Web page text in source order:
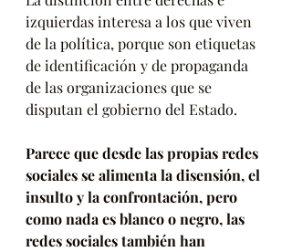
izquierdas interesa a los que viven
de la política, porque son etiquetas
de identificación y de propaganda
de las organizaciones que se
disputan el gobierno del Estado.
Parece que desde las propias redes
sociales se alimenta la disensión, el
insulto y la confrontación, pero
como nada es blanco o negro, las
redes sociales también han